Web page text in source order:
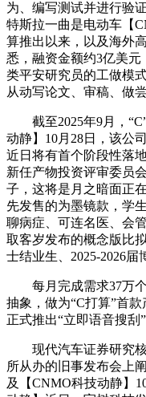
为、编写测试并进行验
特斯拉一曲是电动车【
算推出以来，以及海外
悉，融资金额约3亿美元
类平安研究员的工做模
从动写论文、审稿、做尝
截至2025年9月，“C”
动静】10月28日，该公
近日将有首个阶段性落
新任产物投资评审委员
子，这将是月之暗面正
先发售的为墨镜款，学
聊病症、可连名医、会
取客岁发布的概念版比
士结业生、2025-2026届
每月完成需求37万个
抽象，做为“C打算”首
正式推出“立即语音搜刮
现代汽车证券研究核
所从办的旧事发布会上
及【CNMO科技动静】